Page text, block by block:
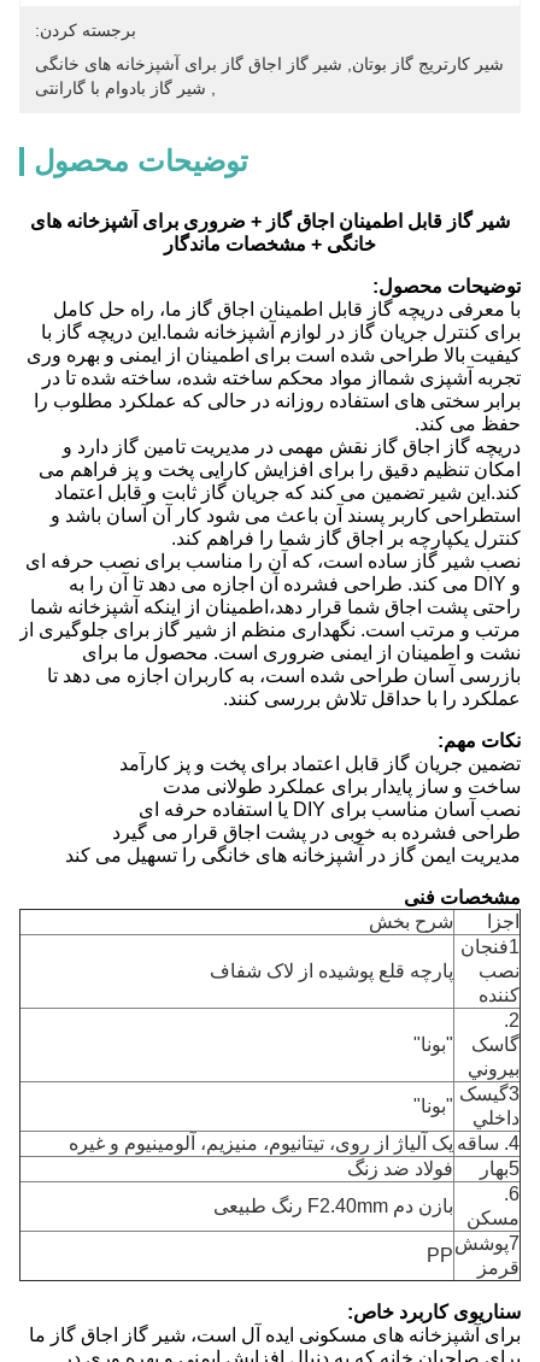
برجسته کردن:
شیر کارتریج گاز بوتان
شیر گاز اجاق گاز برای آشپزخانه های خانگی
شیر گاز بادوام با گارانتی
توضیحات محصول
شیر گاز قابل اطمینان اجاق گاز + ضروری برای آشپزخانه های
خانگی + مشخصات ماندگار
توضیحات محصول:
با معرفی دریچه گاز قابل اطمینان اجاق گاز ما، راه حل کامل
برای کنترل جریان گاز در لوازم آشپزخانه شما.این دریچه گاز با
کیفیت بالا طراحی شده است برای اطمینان از ایمنی و بهره وری
تجربه آشپزی شمااز مواد محکم ساخته شده، ساخته شده تا در
برابر سختی های استفاده روزانه در حالی که عملکرد مطلوب را
حفظ می کند.
دریچه گاز اجاق گاز نقش مهمی در مدیریت تامین گاز دارد و
امکان تنظیم دقیق را برای افزایش کارایی پخت و پز فراهم می
کند.این شیر تضمین می کند که جریان گاز ثابت و قابل اعتماد
استطراحی کاربر پسند آن باعث می شود کار آن آسان باشد و
کنترل یکپارچه بر اجاق گاز شما را فراهم کند.
نصب شیر گاز ساده است، که آن را مناسب برای نصب حرفه ای
و DIY می کند. طراحی فشرده آن اجازه می دهد تا آن را به
راحتی پشت اجاق شما قرار دهد،اطمینان از اینکه آشپزخانه شما
مرتب و مرتب است. نگهداری منظم از شیر گاز برای جلوگیری از
نشت و اطمینان از ایمنی ضروری است. محصول ما برای
بازرسی آسان طراحی شده است، به کاربران اجازه می دهد تا
عملکرد را با حداقل تلاش بررسی کنند.
نکات مهم:
تضمین جریان گاز قابل اعتماد برای پخت و پز کارآمد
ساخت و ساز پایدار برای عملکرد طولانی مدت
نصب آسان مناسب برای DIY یا استفاده حرفه ای
طراحی فشرده به خوبی در پشت اجاق قرار می گیرد
مدیریت ایمن گاز در آشپزخانه های خانگی را تسهیل می کند
مشخصات فنی
اجزا
شرح بخش
1فنجان
نصب
کننده
پارچه قلع پوشیده از لاک شفاف
2.
گاسک
بيروني
"بونا"
3گيسک
داخلي
"بونا"
4. ساقه
یک آلیاژ از روی، تیتانیوم، منیزیم، آلومینیوم و غیره
5بهار
فولاد ضد زنگ
6.
مسکن
بازن دم F2.40mm رنگ طبیعی
7پوشش
قرمز
PP
سناریوی کاربرد خاص:
برای آشپزخانه های مسکونی ایده آل است، شیر گاز اجاق گاز ما
برای صاحبان خانه که به دنبال افزایش ایمنی و بهره وری در